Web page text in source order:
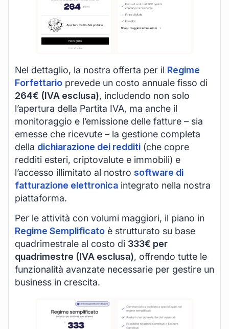
Nel dettaglio, la nostra offerta per il Regime
Forfettario prevede un costo annuale fisso di
264€ (IVA esclusa), includendo non solo
l’apertura della Partita IVA, ma anche il
monitoraggio e l’emissione delle fatture – sia
emesse che ricevute – la gestione completa
della dichiarazione dei redditi (che copre
redditi esteri, criptovalute e immobili) e
l’accesso illimitato al nostro software di
fatturazione elettronica integrato nella nostra
piattaforma.
Per le attività con volumi maggiori, il piano in
Regime Semplificato è strutturato su base
quadrimestrale al costo di 333€ per
quadrimestre (IVA esclusa), offrendo tutte le
funzionalità avanzate necessarie per gestire un
business in crescita.